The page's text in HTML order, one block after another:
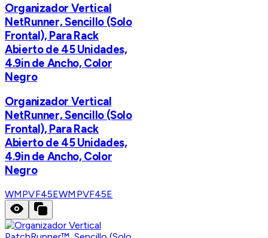
Organizador Vertical
NetRunner, Sencillo (Solo
Frontal), Para Rack
Abierto de 45 Unidades,
4.9in de Ancho, Color
Negro
Organizador Vertical
NetRunner, Sencillo (Solo
Frontal), Para Rack
Abierto de 45 Unidades,
4.9in de Ancho, Color
Negro
WMPVF45EWMPVF45E